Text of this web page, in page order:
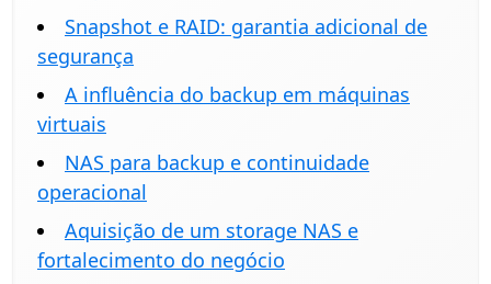
Snapshot e RAID: garantia adicional de
segurança
A influência do backup em máquinas
virtuais
NAS para backup e continuidade
operacional
Aquisição de um storage NAS e
fortalecimento do negócio